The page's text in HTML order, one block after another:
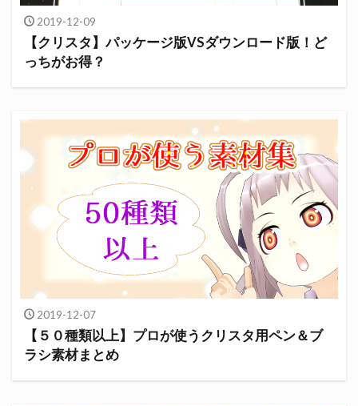
2019-12-09
【クリスタ】パッケージ版VSダウンロード版！ど
っちがお得？
2019-12-07
【５０種類以上】プロが使うクリスタ用ペン＆ブ
ラシ素材まとめ